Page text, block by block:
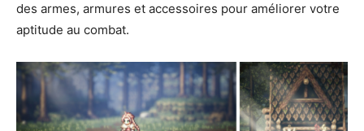
des armes, armures et accessoires pour améliorer votre
aptitude au combat.